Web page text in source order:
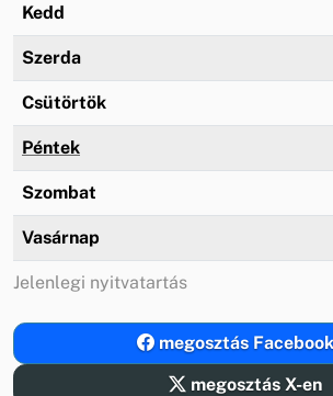
Kedd
Szerda
Csütörtök
Péntek
Szombat
Vasárnap
Jelenlegi nyitvatartás
megosztás
megosztás X-en